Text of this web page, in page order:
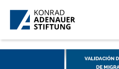
Ugrás a fő tartalomhoz